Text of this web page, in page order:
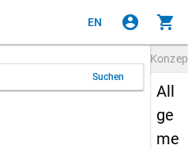
EN account_circle shopping_cart
Suchen
All
ge
me